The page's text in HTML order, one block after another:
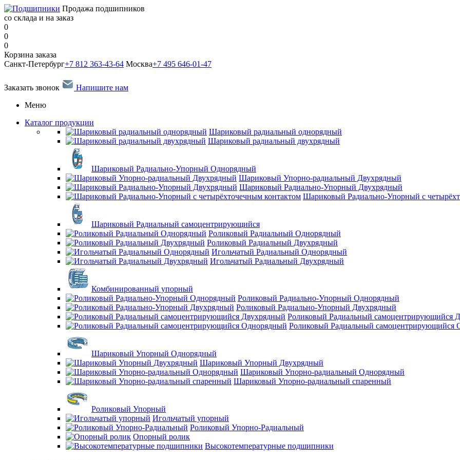
Продажа подшипников
со склада и на заказ
0
0
0
Корзина заказа
Санкт-Петербург+7 812 363-43-64 Москва+7 495 646-01-47
Заказать звонок
Напишите нам
Меню
Каталог продукции
Шариковый радиальный однорядный
Шариковый радиальный двухрядный
Шариковый Радиально-Упорный Однорядный
Шариковый Упорно-радиальный Двухрядный
Шариковый Радиально-Упорный Двухрядный
Шариковый Радиально-Упорный с
Шариковый Радиальный самоцентрирующийся
Роликовый Радиальный Однорядный
Роликовый Радиальный Двухрядный
Игольчатый Радиальный Однорядный
Игольчатый Радиальный Двухрядный
Комбинированный упорный
Роликовый Радиально-Упорный Однорядный
Роликовый Радиально-Упорный Двухрядный
Роликовый Радиальный самоцентрирующийся
Роликовый Радиальный самоцентрирующийся
Шариковый Упорный Однорядный
Шариковый Упорный Двухрядный
Шариковый Упорно-радиальный Однорядный
Шариковый Упорно-радиальный спаренный
Роликовый Упорный
Игольчатый упорный
Роликовый Упорно-Радиальный
Опорный ролик
Высокотемпературные подшипники